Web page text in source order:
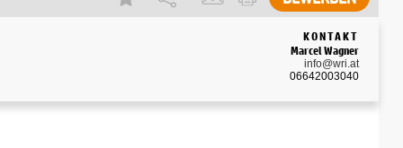
KONTAKT
Marcel Wagner
info@wri.at
06642003040